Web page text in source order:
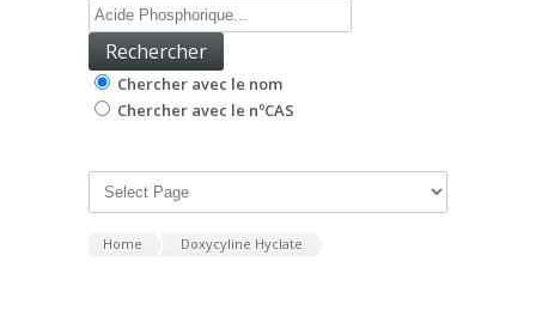
Chercher avec le nom
Chercher avec le nºCAS
Home Doxycyline Hyclate